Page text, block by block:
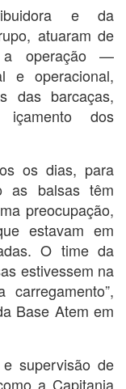
e da
atuaram de
a operação —
e operacional,
das barcaças,
dos
os dias, para
as balsas têm
preocupação,
estavam em
O time da
estivessem na
Base Atem em
supervisão de
a Capitania